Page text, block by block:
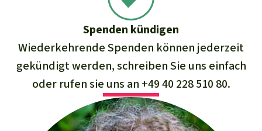
Spenden kündigen
Wiederkehrende Spenden können jederzeit
gekündigt werden,schreiben Sie uns einfach
oder rufen sie uns an +49 40 228 510 80.